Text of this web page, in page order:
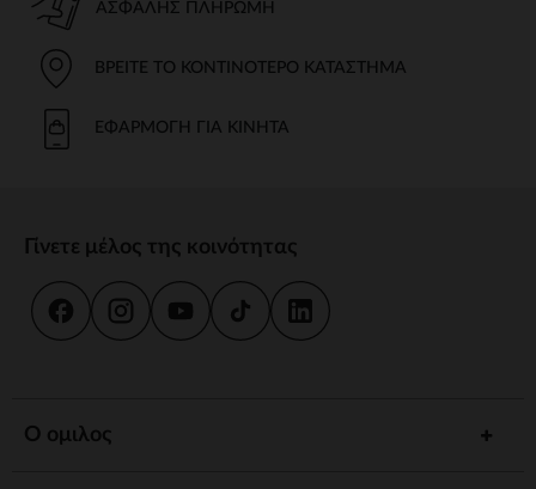
ΑΣΦΑΛΉΣ ΠΛΗΡΩΜΉ
ΒΡΕΊΤΕ ΤΟ ΚΟΝΤΙΝΌΤΕΡΟ ΚΑΤΆΣΤΗΜΑ
ΕΦΑΡΜΟΓΉ ΓΙΑ ΚΙΝΗΤΆ
Γίνετε μέλος της κοινότητας
Ο ομιλος